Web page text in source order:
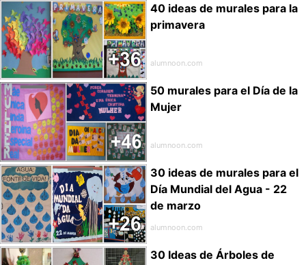
40 ideas de murales para la
primavera
alumnoon.com
50 murales para el Día de la
Mujer
alumnoon.com
30 ideas de murales para el
Día Mundial del Agua - 22
de marzo
alumnoon.com
30 Ideas de Árboles de